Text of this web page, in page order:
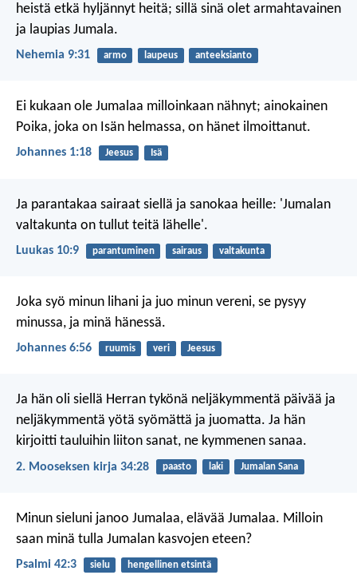
heistä etkä hyljännyt heitä; sillä sinä olet armahtavainen
ja laupias Jumala.
Nehemia 9:31 armo laupeus anteeksianto
Ei kukaan ole Jumalaa milloinkaan nähnyt; ainokainen
Poika, joka on Isän helmassa, on hänet ilmoittanut.
Johannes 1:18 Jeesus Isä
Ja parantakaa sairaat siellä ja sanokaa heille: 'Jumalan
valtakunta on tullut teitä lähelle'.
Luukas 10:9 parantuminen sairaus valtakunta
Joka syö minun lihani ja juo minun vereni, se pysyy
minussa, ja minä hänessä.
Johannes 6:56 ruumis veri Jeesus
Ja hän oli siellä Herran tykönä neljäkymmentä päivää ja
neljäkymmentä yötä syömättä ja juomatta. Ja hän
kirjoitti tauluihin liiton sanat, ne kymmenen sanaa.
2. Mooseksen kirja 34:28 paasto laki Jumalan Sana
Minun sieluni janoo Jumalaa, elävää Jumalaa. Milloin
saan minä tulla Jumalan kasvojen eteen?
Psalmi 42:3 sielu hengellinen etsintä